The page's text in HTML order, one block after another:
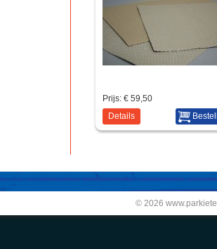
Prijs: € 59,50
Details
© 2026